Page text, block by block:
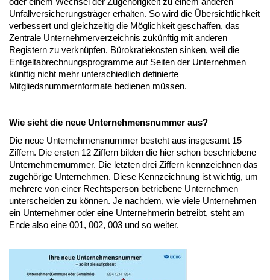
Unfallversicherungsträger erhalten. So wird die Übersichtlichkeit
verbessert und gleichzeitig die Möglichkeit geschaffen, das
Zentrale Unternehmerverzeichnis zukünftig mit anderen
Registern zu verknüpfen. Bürokratiekosten sinken, weil die
Entgeltabrechnungsprogramme auf Seiten der Unternehmen
künftig nicht mehr unterschiedlich definierte
Mitgliedsnummernformate bedienen müssen.
Wie sieht die neue Unternehmensnummer aus?
Die neue Unternehmensnummer besteht aus insgesamt 15
Ziffern. Die ersten 12 Ziffern bilden die hier schon beschriebene
Unternehmernummer. Die letzten drei Ziffern kennzeichnen das
zugehörige Unternehmen. Diese Kennzeichnung ist wichtig, um
mehrere von einer Rechtsperson betriebene Unternehmen
unterscheiden zu können. Je nachdem, wie viele Unternehmen
ein Unternehmer oder eine Unternehmerin betreibt, steht am
Ende also eine 001, 002, 003 und so weiter.